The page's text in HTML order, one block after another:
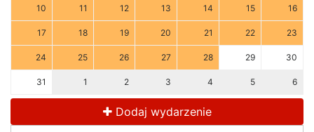
10 11 12 13 14 15 16
17 18 19 20 21 22 23
24 25 26 27 28 29 30
31 1 2 3 4 5 6
Dodaj wydarzenie